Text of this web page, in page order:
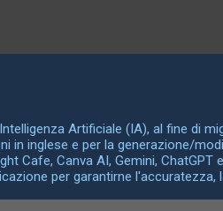
in reti, disegnarsi secondo schemi
la parola “archeologia” che era
ma un campo di ricerca, che
Artificiale (IA), al fine di
in inglese e per la generazione/
Cafe, Canva AI, Gemini,
per garantirne